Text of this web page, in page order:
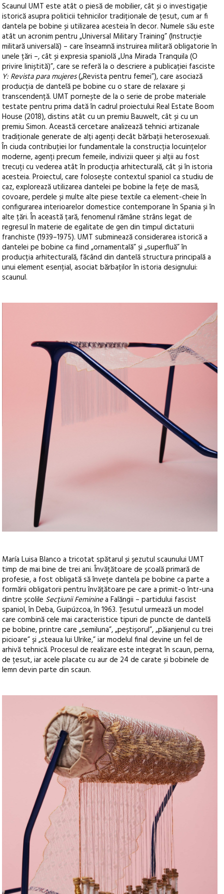
Scaunul UMT este atât o piesă de mobilier, cât și o investigație
istorică asupra politicii tehnicilor tradiționale de țesut, cum ar fi
dantela pe bobine și utilizarea acesteia în decor. Numele său este
atât un acronim pentru „Universal Military Training” (Instrucție
militară universală) – care înseamnă instruirea militară obligatorie în
unele țări –, cât și expresia spaniolă „Una Mirada Tranquila (O
privire liniștită)”, care se referă la o descriere a publicației fasciste
Y: Revista para mujeres(„Revista pentru femei”), care asociază
producția de dantelă pe bobine cu o stare de relaxare și
transcendență. UMT pornește de la o serie de probe materiale
testate pentru prima dată în cadrul proiectului Real Estate Boom
House (2018), distins atât cu un premiu Bauwelt, cât și cu un
premiu Simon. Această cercetare analizează tehnici artizanale
tradiționale generate de alți agenți decât bărbații heterosexuali.
În ciuda contribuției lor fundamentale la construcția locuințelor
moderne, agenți precum femeile, indivizii queer și alții au fost
trecuți cu vederea atât în producția arhitecturală, cât și în istoria
acesteia. Proiectul, care folosește contextul spaniol ca studiu de
caz, explorează utilizarea dantelei pe bobine la fețe de masă,
covoare, perdele și multe alte piese textile ca element-cheie în
configurarea interioarelor domestice contemporane în Spania și în
alte țări. În această țară, fenomenul rămâne strâns legat de
regresul în materie de egalitate de gen din timpul dictaturii
franchiste (1939–1975). UMT subminează considerarea istorică a
dantelei pe bobine ca fiind „ornamentală” și „superfluă” în
producția arhitecturală, făcând din dantelă structura principală a
unui element esențial, asociat bărbaților în istoria designului:
scaunul.
María Luisa Blanco a tricotat spătarul și șezutul scaunului UMT
timp de mai bine de trei ani. Învățătoare de școală primară de
profesie, a fost obligată să învețe dantela pe bobine ca parte a
formării obligatorii pentru învățătoare pe care a primit-o într-una
dintre școlile Secțiunii Femininea Falăngii – partidului fascist
spaniol, în Deba, Guipúzcoa, în 1963. Țesutul urmează un model
care combină cele mai caracteristice tipuri de puncte de dantelă
pe bobine, printre care „semiluna”, „peștișorul”, „păianjenul cu trei
picioare” și „steaua lui Ulrike,” iar modelul final devine un fel de
arhivă tehnică. Procesul de realizare este integrat în scaun, perna,
de țesut, iar acele placate cu aur de 24 de carate și bobinele de
lemn devin parte din scaun.